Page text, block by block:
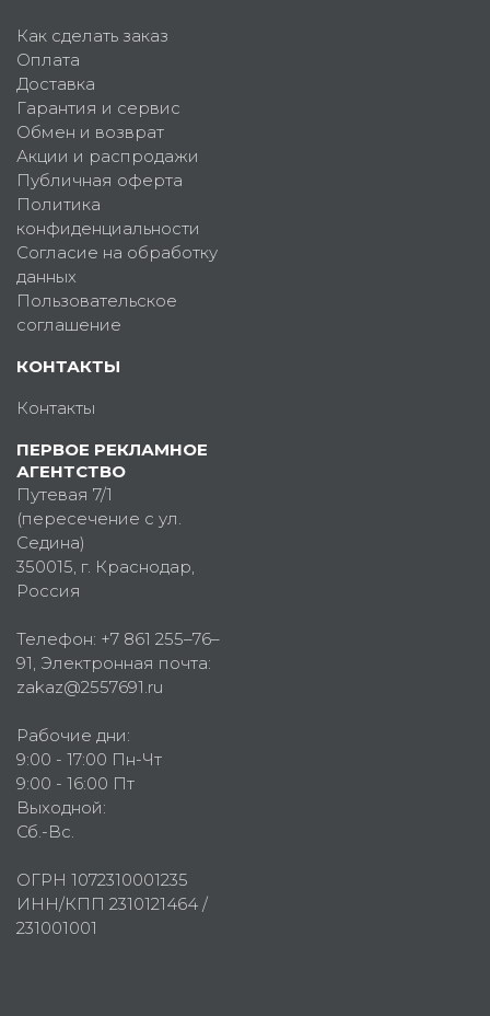
Как сделать заказ
Оплата
Доставка
Гарантия и сервис
Обмен и возврат
Акции и распродажи
Публичная оферта
Политика
конфиденциальности
Согласие на обработку
данных
Пользовательское
соглашение
КОНТАКТЫ
Контакты
ПЕРВОЕ РЕКЛАМНОЕ
АГЕНТСТВО
Путевая 7/1
(пересечение с ул.
Седина)
350015, г. Краснодар,
Россия
Телефон: +7 861 255–76–
91, Электронная почта:
zakaz@2557691.ru
Рабочие дни:
9:00 - 17:00 Пн-Чт
9:00 - 16:00 Пт
Выходной:
Сб.-Вс.
ОГРН 1072310001235
ИНН/КПП 2310121464 /
231001001